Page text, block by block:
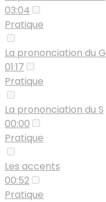
03:04
Pratique
La prononciation du G
01:17
Pratique
La prononciation du S
00:00
Pratique
Les accents
00:52
Pratique